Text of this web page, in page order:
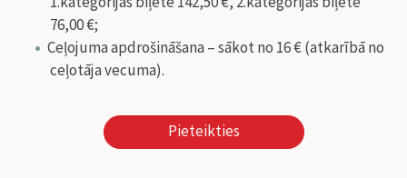
76,00 €;
Ceļojuma apdrošināšana –sākot no 16 € (atkarībā no
ceļotāja vecuma).
Pieteikties